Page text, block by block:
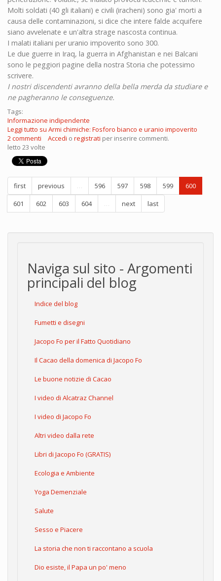
Molti soldati (40 gli italiani) e civili (iracheni) sono gia' morti a
causa delle contaminazioni, si dice che intere falde acquifere
siano avvelenate e un'altra strage nascosta continua.
I malati italiani per uranio impoverito sono 300.
Le due guerre in Iraq, la guerra in Afghanistan e nei Balcani
sono le peggiori pagine della nostra Storia che potessimo
scrivere.
I nostri discendenti avranno della bella merda da studiare e
ne pagheranno le conseguenze.
Tags:
Informazione indipendente
Leggi tutto su Armi chimiche: Fosforo bianco e uranio impoverito
2 commenti
Accedi o registrati per inserire commenti.
letto 23 volte
first previous … 596 597 598 599
600
601
602 603 604 … next last
Naviga sul sito - Argomenti
principali del blog
Indice del blog
Fumetti e disegni
Jacopo Fo per il Fatto Quotidiano
Il Cacao della domenica di Jacopo Fo
Le buone notizie di Cacao
I video di Alcatraz Channel
I video di Jacopo Fo
Altri video dalla rete
Libri di Jacopo Fo (GRATIS)
Ecologia e Ambiente
Yoga Demenziale
Salute
Sesso e Piacere
La storia che non ti raccontano a scuola
Dio esiste, il Papa un po' meno